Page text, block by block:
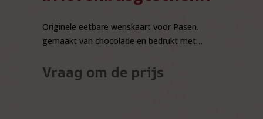
Originele eetbare wenskaart voor Pasen.
gemaakt van chocolade en bedrukt met…
Vraag om de prijs